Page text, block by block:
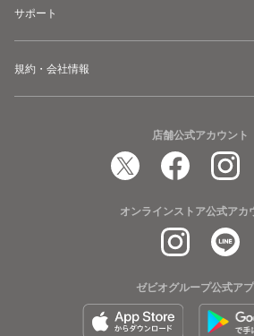
サポート
規約・会社情報
店舗公式アカウント
オンラインストア公式アカ
ゼビオグループ公式ア